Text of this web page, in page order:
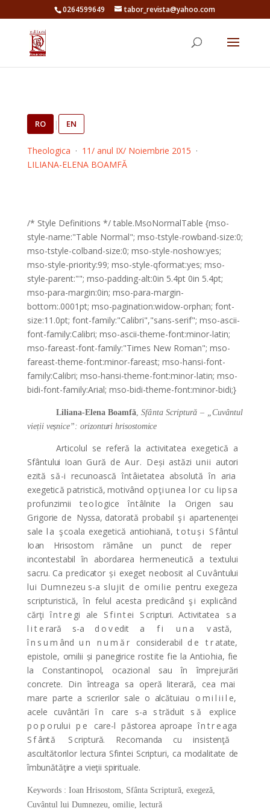
0264599649 tabor_revista@yahoo.com
RO | EN
Theologica · 11/ anul IX/ Noiembrie 2015 ·
LILIANA-ELENA BOAMFĂ
/* Style Definitions */ table.MsoNormalTable {mso-
style-name:"Table Normal"; mso-tstyle-rowband-size:0;
mso-tstyle-colband-size:0; mso-style-noshow:yes;
mso-style-priority:99; mso-style-qformat:yes; mso-
style-parent:""; mso-padding-alt:0in 5.4pt 0in 5.4pt;
mso-para-margin:0in; mso-para-margin-
bottom:.0001pt; mso-pagination:widow-orphan; font-
size:11.0pt; font-family:"Calibri","sans-serif"; mso-ascii-
font-family:Calibri; mso-ascii-theme-font:minor-latin;
mso-fareast-font-family:"Times New Roman"; mso-
fareast-theme-font:minor-fareast; mso-hansi-font-
family:Calibri; mso-hansi-theme-font:minor-latin; mso-
bidi-font-family:Arial; mso-bidi-theme-font:minor-bidi;}
Liliana-ElenaBoamfă,SfântaScriptură – „Cuvântul
vieții veșnice”: orizonturi hrisostomice
Articolul se referă la activitatea exegetică a
Sfântului Ioan Gură de Aur. Deși astăzi unii autori
ezită să-i recunoască întâietatea absolută în aria
exegetică patristică, motivând opţiunea lor cu lipsa
profunzimii teolo gice întâlnite la Origen sau
Grigorie de Nyssa, datorată probabil şi apartenenţei
sale la şcoala exegetică antiohiană, totuși Sfântul
Ioan Hrisostomrămâne un punct de reper
incontestabil în abordarea hermeneutică a textului
sacru. Ca predicatorși exeget neobosit al Cuvântului
lui Dumnezeu s-a slujit de omilie pentru exegeza
scripturistică, în felul acesta predicând şi explicând
cărţi între gi ale Sfintei S cripturi.Activitatea sa
literară s-a dov edita fi una v astă,
însum ând un număr considerabil de tr atate,
epistole, omilii și panegirice rostite fie la Antiohia,fie
la Constantinopol, ocazional sau în împrejurări
concrete. Din întreaga sa operă literară, cea mai
mare parte a scrierilor sale o alcătuiau omiliil e,
acele cuvântări în care s-a străduitsă explice
poporului pe care-l păstorea aproape între aga
Sfântă S criptură. Recomanda cu insistenţă
ascultătorilor lectura Sfintei Scripturi, ca modalitate de
îmbunătăţire a vieţii spirituale.
Keywords : Ioan Hrisostom, Sfânta Scriptură, exegeză,
Cuvântul lui Dumnezeu, omilie, lectură